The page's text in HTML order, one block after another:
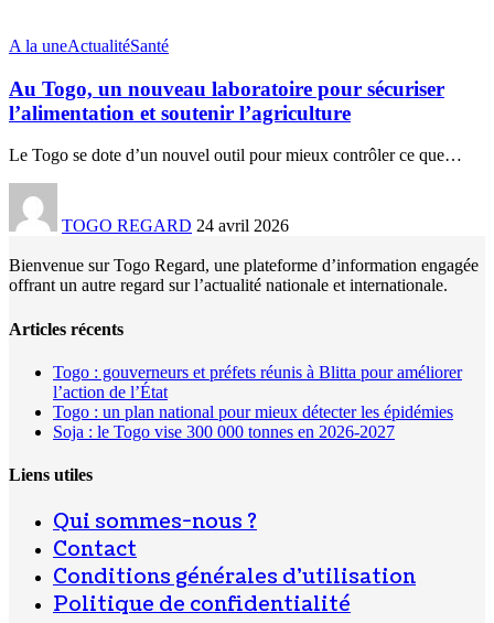
A la uneActualitéSanté
Au Togo, un nouveau laboratoire pour sécuriser
l’alimentation et soutenir l’agriculture
Le Togo se dote d’un nouvel outil pour mieux contrôler ce que…
TOGO REGARD 24 avril 2026
Bienvenue sur Togo Regard, une plateforme d’information engagée
offrant un autre regard sur l’actualité nationale et internationale.
Articles récents
Togo : gouverneurs et préfets réunis à Blitta pour améliorer
l’action de l’État
Togo : un plan national pour mieux détecter les épidémies
Soja : le Togo vise 300 000 tonnes en 2026-2027
Liens utiles
Qui sommes-nous ?
Contact
Conditions générales d’utilisation
Politique de confidentialité